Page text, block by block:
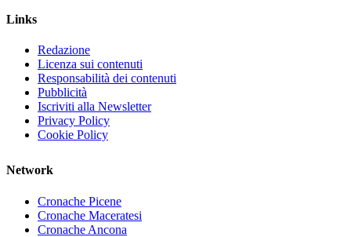
Links
Redazione
Licenza sui contenuti
Responsabilità dei contenuti
Pubblicità
Iscriviti alla Newsletter
Privacy Policy
Cookie Policy
Network
Cronache Picene
Cronache Maceratesi
Cronache Ancona